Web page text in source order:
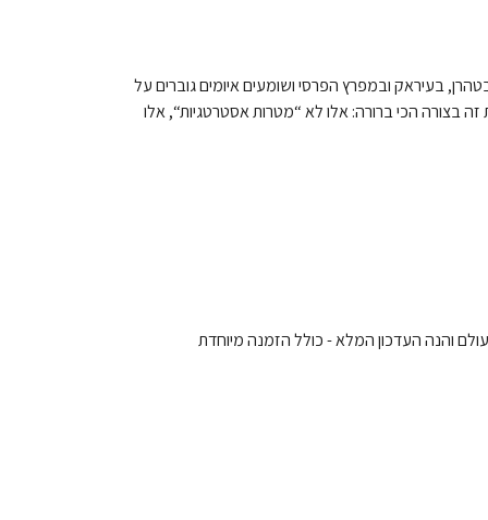
בעיראק ובמפרץ הפרסי ושומעים איומים גוברים על
בצורה הכי ברורה: אלו לא “מטרות אסטרטגיות“, אלו
והנה העדכון המלא - כולל הזמנה מיוחדת